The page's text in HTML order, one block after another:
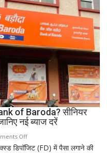
आफत!
145
ट्रांसफार्मर
ठप,
अगले
48
घंटे
के
हाई
of Baroda? सीनियर
नई ब्याज दरें
Offon
1
डिपॉजिट (FD) में पैसा लगाने की